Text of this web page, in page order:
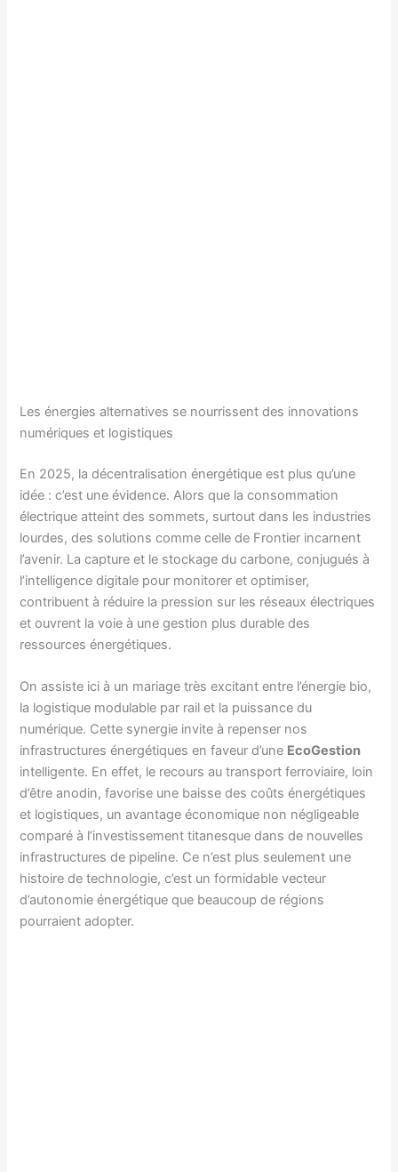
Les énergies alternatives se nourrissent des innovations
numériques et logistiques
En 2025, la décentralisation énergétique est plus qu’une
idée : c’est une évidence. Alors que la consommation
électrique atteint des sommets, surtout dans les industries
lourdes, des solutions comme celle de Frontier incarnent
l’avenir. La capture et le stockage du carbone, conjugués à
l’intelligence digitale pour monitorer et optimiser,
contribuent à réduire la pression sur les réseaux électriques
et ouvrent la voie à une gestion plus durable des
ressources énergétiques.
On assiste ici à un mariage très excitant entre l’énergie bio,
la logistique modulable par rail et la puissance du
numérique. Cette synergie invite à repenser nos
infrastructures énergétiques en faveur d’une EcoGestion
intelligente. En effet, le recours au transport ferroviaire, loin
d’être anodin, favorise une baisse des coûts énergétiques
et logistiques, un avantage économique non négligeable
comparé à l’investissement titanesque dans de nouvelles
infrastructures de pipeline. Ce n’est plus seulement une
histoire de technologie, c’est un formidable vecteur
d’autonomie énergétique que beaucoup de régions
pourraient adopter.